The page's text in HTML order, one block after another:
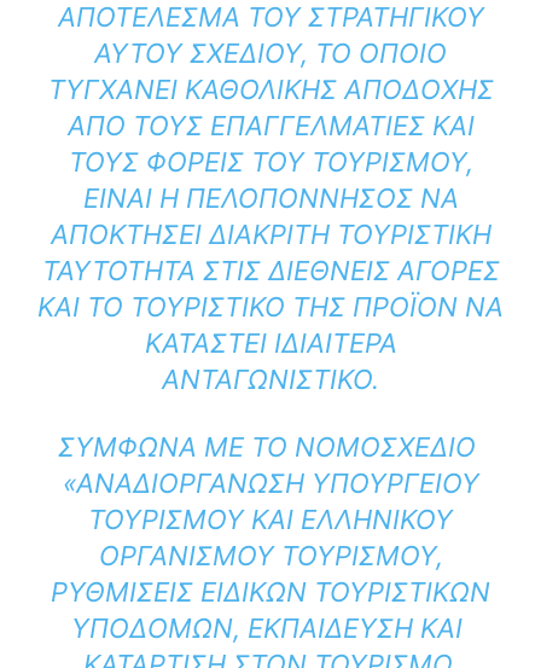
ΑΠΟΤΈΛΕΣΜΑ ΤΟΥ ΣΤΡΑΤΗΓΙΚΟΎ
ΑΥΤΟΎ ΣΧΕΔΊΟΥ, ΤΟ ΟΠΟΊΟ
ΤΥΓΧΆΝΕΙ ΚΑΘΟΛΙΚΉΣ ΑΠΟΔΟΧΉΣ
ΑΠΌ ΤΟΥΣ ΕΠΑΓΓΕΛΜΑΤΊΕΣ ΚΑΙ
ΤΟΥΣ ΦΟΡΕΊΣ ΤΟΥ ΤΟΥΡΙΣΜΟΎ,
ΕΊΝΑΙ Η ΠΕΛΟΠΌΝΝΗΣΟΣ ΝΑ
ΑΠΟΚΤΉΣΕΙ ΔΙΑΚΡΙΤΉ ΤΟΥΡΙΣΤΙΚΉ
ΤΑΥΤΌΤΗΤΑ ΣΤΙΣ ΔΙΕΘΝΕΊΣ ΑΓΟΡΈΣ
ΚΑΙ ΤΟ ΤΟΥΡΙΣΤΙΚΌ ΤΗΣ ΠΡΟΪΌΝ ΝΑ
ΚΑΤΑΣΤΕΊ ΙΔΙΑΊΤΕΡΑ
ΑΝΤΑΓΩΝΙΣΤΙΚΌ.
ΣΎΜΦΩΝΑ ΜΕ ΤΟ ΝΟΜΟΣΧΈΔΙΟ
«ΑΝΑΔΙΟΡΓΆΝΩΣΗ ΥΠΟΥΡΓΕΊΟΥ
ΤΟΥΡΙΣΜΟΎ ΚΑΙ ΕΛΛΗΝΙΚΟΎ
ΟΡΓΑΝΙΣΜΟΎ ΤΟΥΡΙΣΜΟΎ,
ΡΥΘΜΊΣΕΙΣ ΕΙΔΙΚΏΝ ΤΟΥΡΙΣΤΙΚΏΝ
ΥΠΟΔΟΜΏΝ, ΕΚΠΑΊΔΕΥΣΗ ΚΑΙ